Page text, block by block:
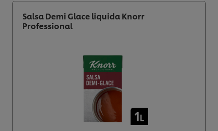
Salsa Demi Glace liquida Knorr
Professional